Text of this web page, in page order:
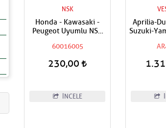
NSK
Honda - Kawasaki -
Peugeot Uyumlu NSK
Teker Sol- Arka Teker
Rulmanı - Bilyası
60016005
230,00
İNCELE
Aprilia-
Suzuki-